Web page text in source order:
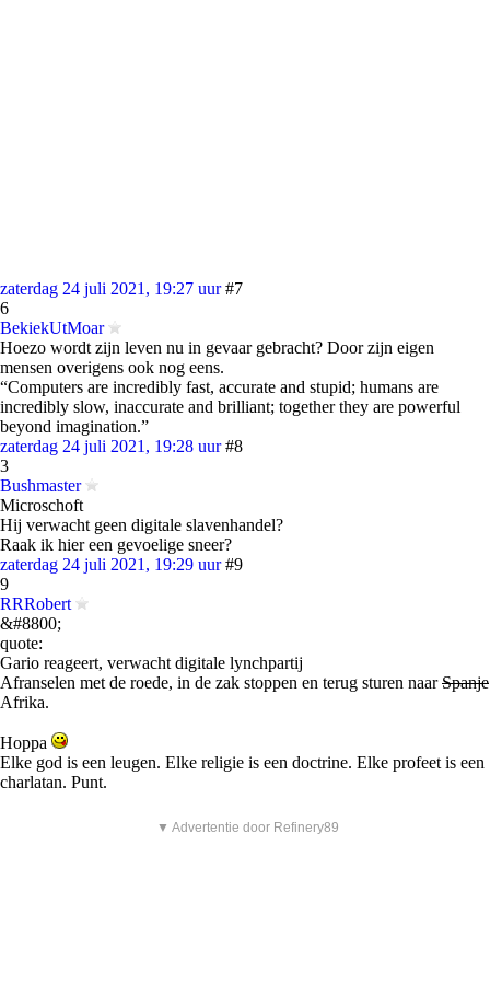
zaterdag 24 juli 2021, 19:27 uur #7
6
BekiekUtMoar
Hoezo wordt zijn leven nu in gevaar gebracht? Door zijn eigen
mensen overigens ook nog eens.
“Computers are incredibly fast, accurate and stupid; humans are
incredibly slow, inaccurate and brilliant; together they are powerful
beyond imagination.”
zaterdag 24 juli 2021, 19:28 uur #8
3
Bushmaster
Microschoft
Hij verwacht geen digitale slavenhandel?
Raak ik hier een gevoelige sneer?
zaterdag 24 juli 2021, 19:29 uur #9
9
RRRobert
&#8800;
quote:
Gario reageert, verwacht digitale lynchpartij
Afranselen met de roede, in de zak stoppen en terug sturen naarSpanje
Afrika.
Hoppa
Elke god is een leugen. Elke religie is een doctrine. Elke profeet is een
charlatan. Punt.
▼ Advertentie door Refinery89